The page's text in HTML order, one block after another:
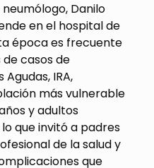
Danilo
en el hospital de
época es frecuente
casos de
IRA,
más vulnerable
y adultos
que invitó a padres
de la salud y
que